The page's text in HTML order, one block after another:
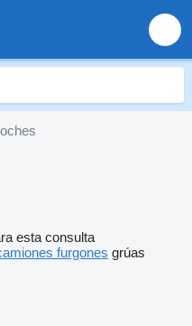
esta consulta
furgones grúas